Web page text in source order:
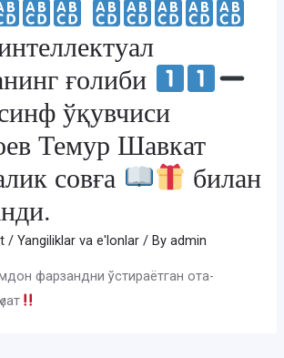
ғолиби
ўқувчиси
Темур Шавкат
совға
билан
/Yangiliklar va e'lonlar / Byadmin
фарзандни ўстираётган ота-